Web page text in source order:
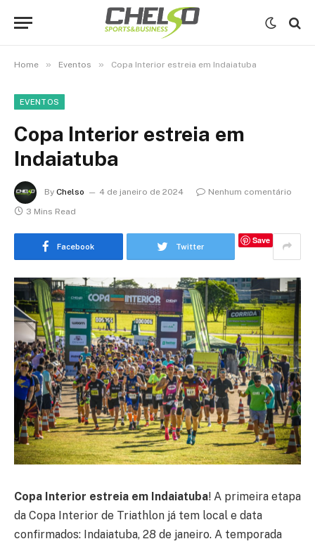
Home » Eventos » Copa Interior estreia em Indaiatuba
EVENTOS
Copa Interior estreia em
Indaiatuba
By Chelso 4 de janeiro de 2024
Nenhum comentário
3 Mins Read
Facebook Twitter
Save
Copa Interior estreia em Indaiatuba! A primeira etapa
da Copa Interior de Triathlon já tem local e data
confirmados: Indaiatuba, 28 de janeiro. A temporada